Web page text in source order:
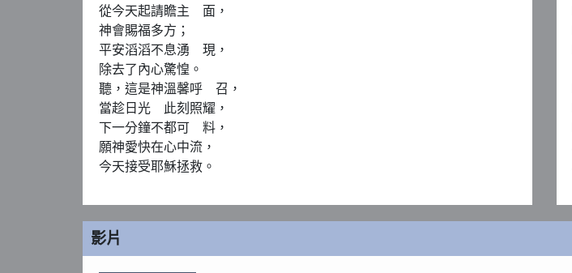
從今天起請瞻主　面，
神會賜福多方；
平安滔滔不息湧　現，
除去了內心驚惶。
聽，這是神溫馨呼　召，
當趁日光　此刻照耀，
下一分鐘不都可　料，
願神愛快在心中流，
今天接受耶穌拯救。
影片